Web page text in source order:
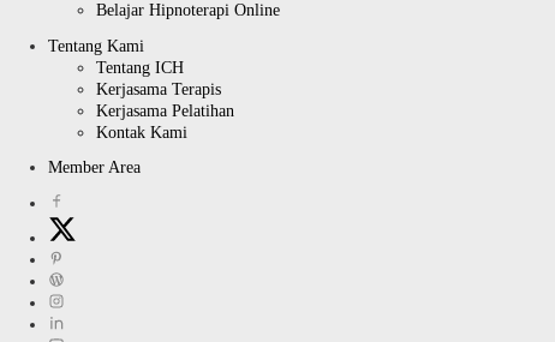
Belajar Hipnoterapi Online
Tentang Kami
Tentang ICH
Kerjasama Terapis
Kerjasama Pelatihan
Kontak Kami
Member Area